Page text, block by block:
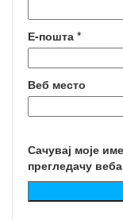
Е-пошта *
Веб место
Сачувај моје
прегледачу